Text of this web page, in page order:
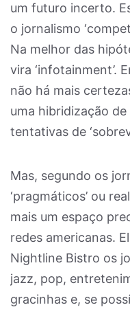
um futuro incerto.
o jornalismo
Na melhor das
vira ‘infotainment’.
não há mais
uma hibridização
tentativas de
Mas, segundo os
‘pragmáticos’ ou
mais um espaço
redes americanas.
Nightline Bistro os
jazz, pop,
gracinhas e, se